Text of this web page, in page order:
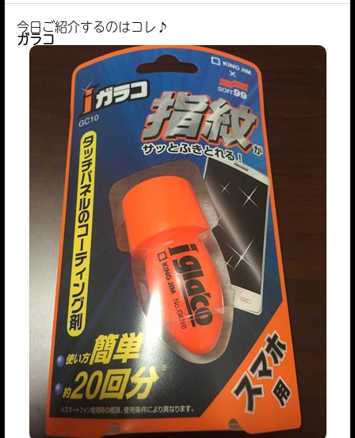
今日ご紹介するのはコレ♪
ガラコ